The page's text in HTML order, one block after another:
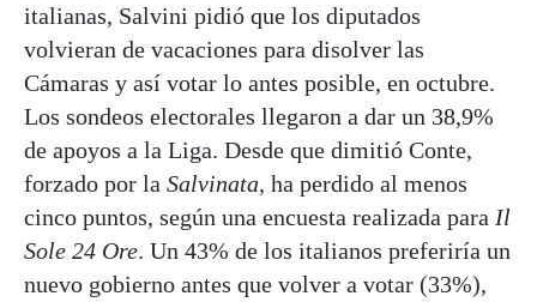
italianas, Salvini pidió que los diputados
volvieran de vacaciones para disolver las
Cámaras y así votar lo antes posible, en octubre.
Los sondeos electorales llegaron a dar un 38,9%
de apoyos a la Liga. Desde que dimitió Conte,
forzado por la Salvinata, ha perdido al menos
cinco puntos, según una encuesta realizada para Il
Sole 24 Ore. Un 43% de los italianos preferiría un
nuevo gobierno antes que volver a votar (33%),